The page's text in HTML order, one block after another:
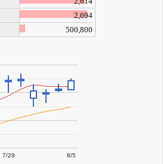
2,694
500,800
7/29 8/5